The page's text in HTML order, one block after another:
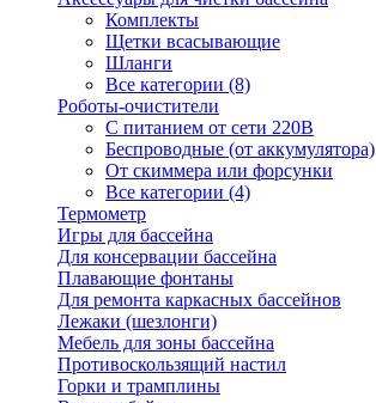
Комплекты
Щетки всасывающие
Шланги
Все категории (8)
Роботы-очистители
С питанием от сети 220В
Беспроводные (от аккумулятора)
От скиммера или форсунки
Все категории (4)
Термометр
Игры для бассейна
Для консервации бассейна
Плавающие фонтаны
Для ремонта каркасных бассейнов
Лежаки (шезлонги)
Мебель для зоны бассейна
Противоскользящий настил
Горки и трамплины